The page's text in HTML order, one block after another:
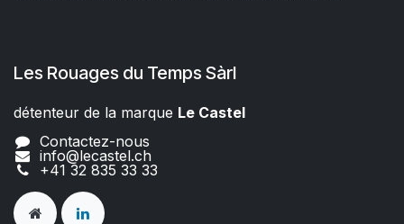
Les Rouages du Temps Sàrl
détenteur de la marque Le Castel​​
Contactez-nous
info@lecastel.ch
+41 32 835 33 33